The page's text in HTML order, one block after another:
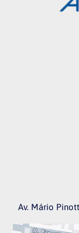
Av. Mário